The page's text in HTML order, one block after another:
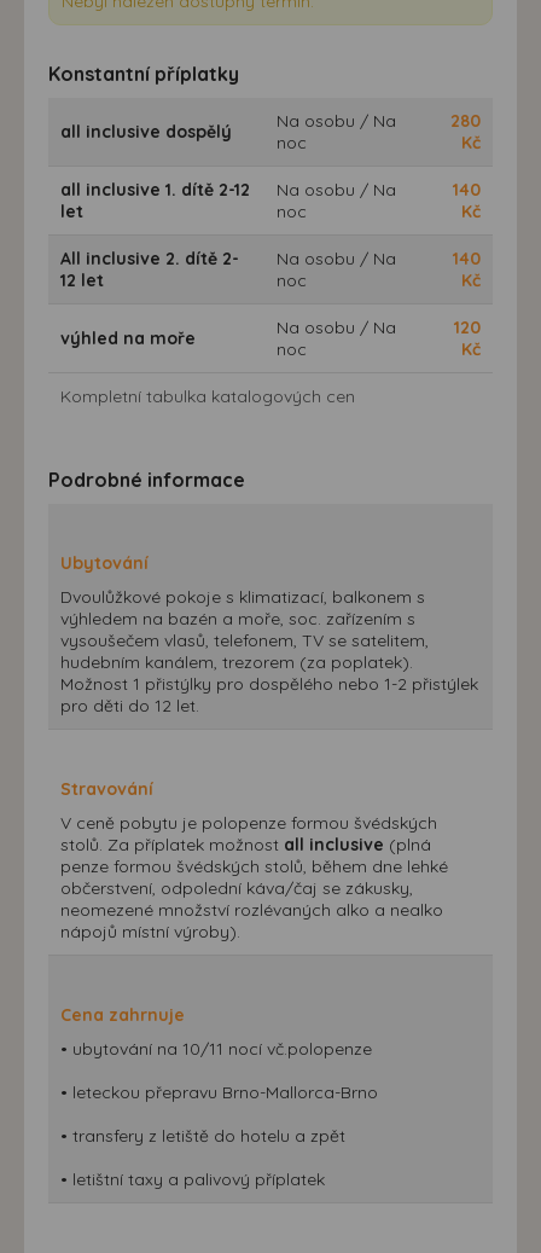
Konstantní příplatky
all inclusive dospělý
Na osobu / Na
noc
280
Kč
all inclusive 1. dítě 2-12
let
Na osobu / Na
noc
140
Kč
All inclusive 2. dítě 2-
12 let
Na osobu / Na
noc
140
Kč
výhled na moře
Na osobu / Na
noc
120
Kč
Kompletní tabulka katalogových cen
Podrobné informace
Ubytování
Dvoulůžkové pokoje s klimatizací, balkonem s
výhledem na bazén a moře, soc. zařízením s
vysoušečem vlasů, telefonem, TV se satelitem,
hudebním kanálem, trezorem (za poplatek).
Možnost 1 přistýlky pro dospělého nebo 1-2 přistýlek
pro děti do 12 let.
Stravování
V ceně pobytu je polopenze formou švédských
stolů. Za příplatek možnost all inclusive (plná
penze formou švédských stolů, během dne lehké
občerstvení, odpolední káva/čaj se zákusky,
neomezené množství rozlévaných alko a nealko
nápojů místní výroby).
Cena zahrnuje
• ubytování na 10/11 nocí vč.polopenze
• leteckou přepravu Brno-Mallorca-Brno
• transfery z letiště do hotelu a zpět
• letištní taxy a palivový příplatek